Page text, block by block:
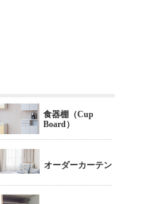
食器棚（Cup
Board）
オーダーカーテン